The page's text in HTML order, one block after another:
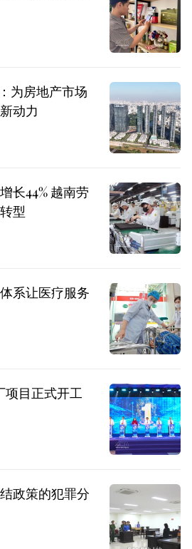
为房地产市场
动力
长44% 越南劳
型
系让医疗服务
项目正式开工
政策的犯罪分